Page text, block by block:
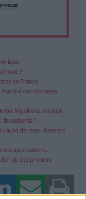
vous
?
en France
marché des données
légales et sécurité
documents ?
cause de leurs données
vos applications...
de ses propres